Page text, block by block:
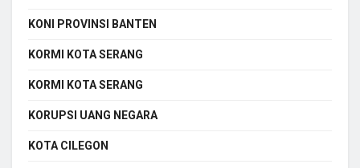
KONI PROVINSI BANTEN
KORMI KOTA SERANG
KORMI KOTA SERANG
KORUPSI UANG NEGARA
KOTA CILEGON